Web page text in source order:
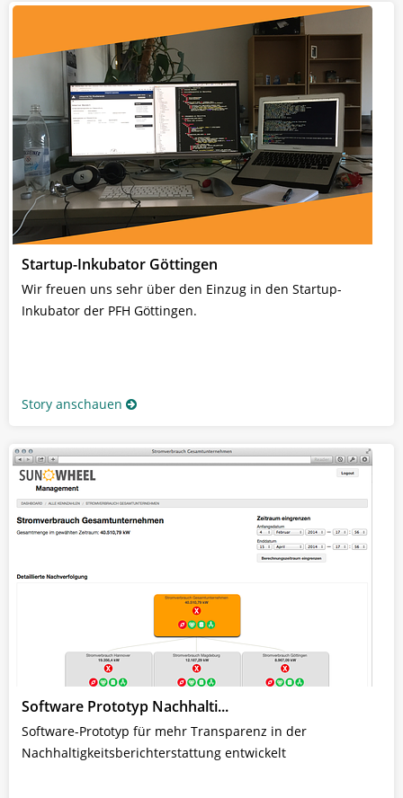
Startup-Inkubator Göttingen
Wir freuen uns sehr über den Einzug in den Startup-
Inkubator der PFH Göttingen.
Story anschauen
Software Prototyp Nachhalti...
Software-Prototyp für mehr Transparenz in der
Nachhaltigkeitsberichterstattung entwickelt